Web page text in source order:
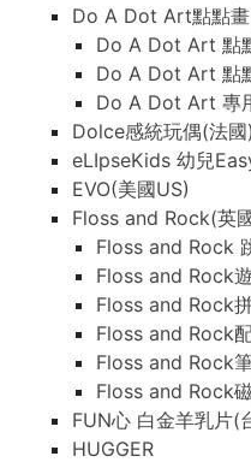
Do A Dot Art點點
Do A Dot Art 點
Do A Dot Art 點
Do A Dot Art 專
Dolce感統玩偶(法國)
eLIpseKids 幼兒
EVO(美國US)
Floss and Rock(英
Floss and Rock
Floss and Rock
Floss and Rock
Floss and Rock
Floss and Rock
Floss and Rock
FUN心 白金羊乳片(
HUGGER